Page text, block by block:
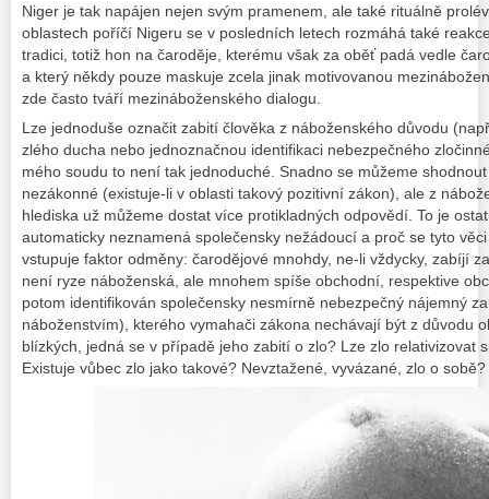
Niger je tak napájen nejen svým pramenem, ale také rituálně
oblastech poříčí Nigeru se v posledních letech rozmáhá také
tradici, totiž hon na čaroděje, kterému však za oběť padá vedle
a který někdy pouze maskuje zcela jinak motivovanou
zde často tváří mezináboženského dialogu.
Lze jednoduše označit zabití člověka z náboženského důvodu
zlého ducha nebo jednoznačnou identifikaci nebezpečného
mého soudu to není tak jednoduché. Snadno se můžeme
nezákonné (existuje-li v oblasti takový pozitivní zákon), ale z
hlediska už můžeme dostat více protikladných odpovědí. To je
automaticky neznamená společensky nežádoucí a proč se tyto
vstupuje faktor odměny: čarodějové mnohdy, ne-li vždycky, zabíjí
není ryze náboženská, ale mnohem spíše obchodní, respektive
potom identifikován společensky nesmírně nebezpečný nájemný
náboženstvím), kterého vymahači zákona nechávají být z důvodu
blízkých, jedná se v případě jeho zabití o zlo? Lze zlo relativizovat
Existuje vůbec zlo jako takové? Nevztažené, vyvázané, zlo o sobě?